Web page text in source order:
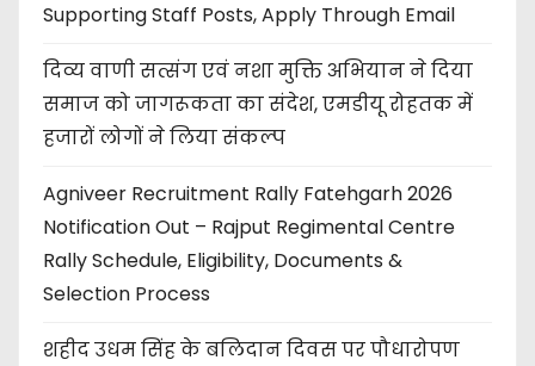
Supporting Staff Posts, Apply Through Email
दिव्य वाणी सत्संग एवं नशा मुक्ति अभियान ने दिया
समाज को जागरूकता का संदेश, एमडीयू रोहतक में
हजारों लोगों ने लिया संकल्प
Agniveer Recruitment Rally Fatehgarh 2026
Notification Out – Rajput Regimental Centre
Rally Schedule, Eligibility, Documents &
Selection Process
शहीद उधम सिंह के बलिदान दिवस पर पौधारोपण